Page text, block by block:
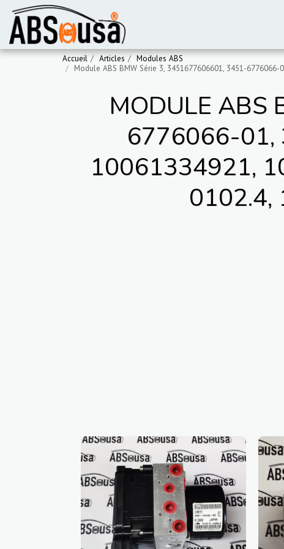
Accueil Articles
Modules ABS
Module ABS BMW Série 3, 3451677606601, 3451-
MODULE ABS
6776066-
10061334921,
0102.4,